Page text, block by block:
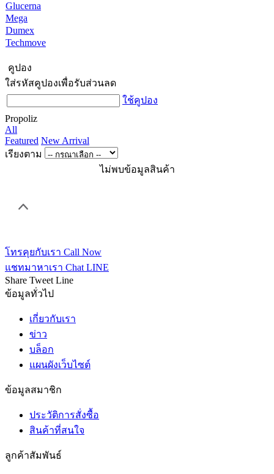
Glucerna
Mega
Dumex
Techmove
คูปอง
ใส่รหัสคูปองเพื่อรับส่วนลด
ใช้คูปอง
Propoliz
All
Featured New Arrival
เรียงตาม
ไม่พบข้อมูลสินค้า
โทรคุยกับเรา Call Now
แชทมาหาเรา Chat LINE
Share Tweet Line
ข้อมูลทั่วไป
เกี่ยวกับเรา
ข่าว
บล็อก
แผนผังเว็บไซต์
ข้อมูลสมาชิก
ประวัติการสั่งซื้อ
สินค้าที่สนใจ
ลูกค้าสัมพันธ์